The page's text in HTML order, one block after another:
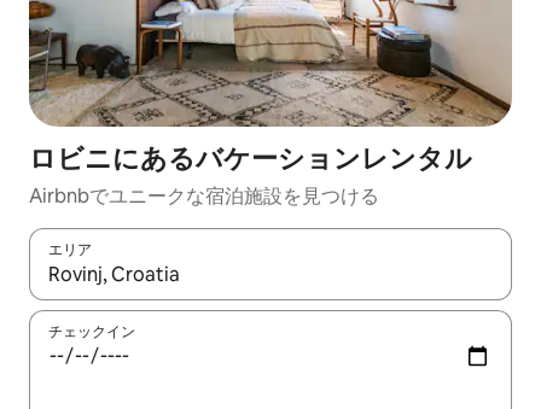
ロビニにあるバケーションレンタル
Airbnbでユニークな宿泊施設を見つける
エリア
検索結果が表示されたら、上下の矢印キーを使って移動するか
チェックイン